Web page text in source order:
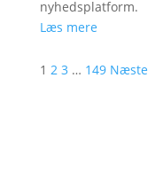
nyhedsplatform.
Læs mere
1 2 3 … 149 Næste